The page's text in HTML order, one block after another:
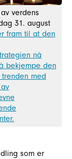
verdens
31. august
fram til at den
nå
bekjempe den
med
som er